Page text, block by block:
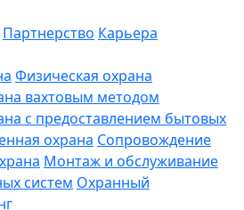
Партнерство Карьера
Физическая охрана
вахтовым методом
с предоставлением бытовых
охрана Сопровождение
Монтаж и обслуживание
систем Охранный